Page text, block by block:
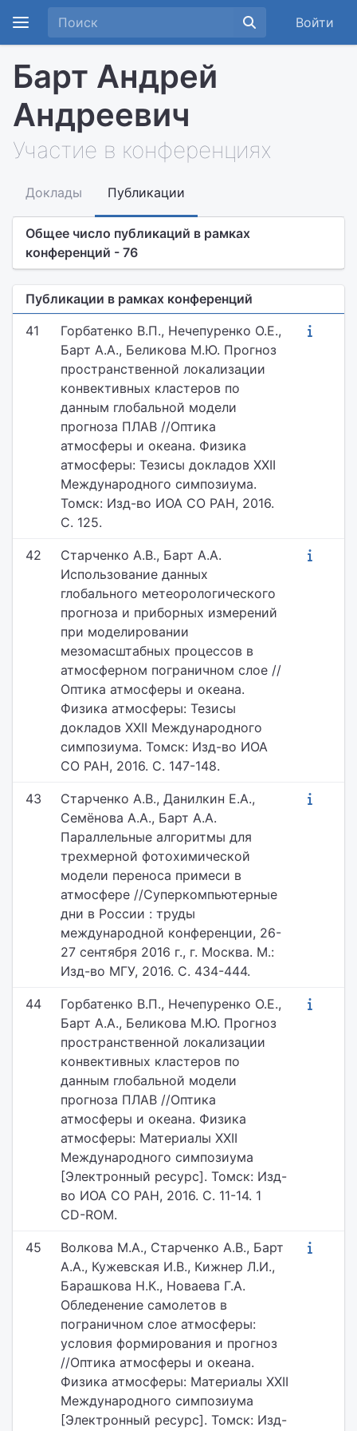
Войти
Барт Андрей
Андреевич
Участие в конференциях
Доклады Публикации
Общее число публикаций в рамках
конференций - 76
Публикации в рамках конференций
41
Горбатенко В.П., Нечепуренко О.Е.,
Барт А.А., Беликова М.Ю. Прогноз
пространственной локализации
конвективных кластеров по
данным глобальной модели
прогноза ПЛАВ //Оптика
атмосферы и океана. Физика
атмосферы: Тезисы докладов XXII
Международного симпозиума.
Томск: Изд-во ИОА СО РАН, 2016.
С. 125.
42
Старченко А.В., Барт А.А.
Использование данных
глобального метеорологического
прогноза и приборных измерений
при моделировании
мезомасштабных процессов в
атмосферном пограничном слое //
Оптика атмосферы и океана.
Физика атмосферы: Тезисы
докладов XXII Международного
симпозиума. Томск: Изд-во ИОА
СО РАН, 2016. С. 147-148.
43
Старченко А.В., Данилкин Е.А.,
Семёнова А.А., Барт А.А.
Параллельные алгоритмы для
трехмерной фотохимической
модели переноса примеси в
атмосфере //Суперкомпьютерные
дни в России : труды
международной конференции, 26-
27 сентября 2016 г., г. Москва. М.:
Изд-во МГУ, 2016. С. 434-444.
44
Горбатенко В.П., Нечепуренко О.Е.,
Барт А.А., Беликова М.Ю. Прогноз
пространственной локализации
конвективных кластеров по
данным глобальной модели
прогноза ПЛАВ //Оптика
атмосферы и океана. Физика
атмосферы: Материалы XXII
Международного симпозиума
[Электронный ресурс]. Томск: Изд-
во ИОА СО РАН, 2016. С. 11-14. 1
CD-ROM.
45
Волкова М.А., Старченко А.В., Барт
А.А., Кужевская И.В., Кижнер Л.И.,
Барашкова Н.К., Новаева Г.А.
Обледенение самолетов в
пограничном слое атмосферы:
условия формирования и прогноз
//Оптика атмосферы и океана.
Физика атмосферы: Материалы XXII
Международного симпозиума
[Электронный ресурс]. Томск: Изд-